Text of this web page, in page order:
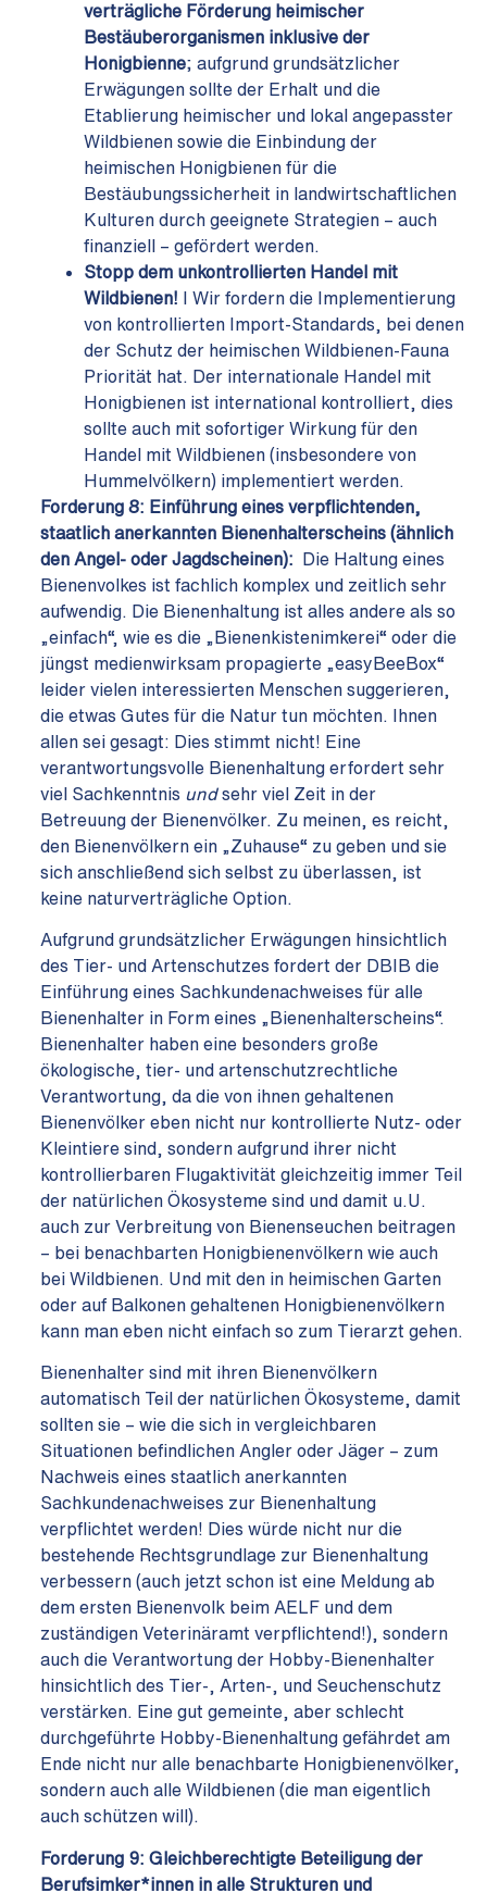
verträgliche Förderung heimischer
Bestäuberorganismen inklusive der
Honigbienne; aufgrund grundsätzlicher
Erwägungen sollte der Erhalt und die
Etablierung heimischer und lokal angepasster
Wildbienen sowie die Einbindung der
heimischen Honigbienen für die
Bestäubungssicherheit in landwirtschaftlichen
Kulturen durch geeignete Strategien – auch
finanziell – gefördert werden.
Stopp dem unkontrollierten Handel mit
Wildbienen! I Wir fordern die Implementierung
von kontrollierten Import-Standards, bei denen
der Schutz der heimischen Wildbienen-Fauna
Priorität hat. Der internationale Handel mit
Honigbienen ist international kontrolliert, dies
sollte auch mit sofortiger Wirkung für den
Handel mit Wildbienen (insbesondere von
Hummelvölkern) implementiert werden.
Forderung 8: Einführung eines verpflichtenden,
staatlich anerkannten Bienenhalterscheins(ähnlich
den Angel- oder Jagdscheinen):
Die Haltung eines
Bienenvolkes ist fachlich komplex und zeitlich sehr
aufwendig. Die Bienenhaltung ist alles andere als so
„einfach“, wie es die „Bienenkistenimkerei“ oder die
jüngst medienwirksam propagierte „easyBeeBox“
leider vielen interessierten Menschen suggerieren,
die etwas Gutes für die Natur tun möchten. Ihnen
allen sei gesagt: Dies stimmt nicht! Eine
verantwortungsvolle Bienenhaltung erfordert sehr
viel Sachkenntnis undsehr viel Zeit in der
Betreuung der Bienenvölker. Zu meinen, es reicht,
den Bienenvölkern ein „Zuhause“ zu geben und sie
sich anschließend sich selbst zu überlassen, ist
keine naturverträgliche Option.
Aufgrund grundsätzlicher Erwägungen hinsichtlich
des Tier- und Artenschutzes fordert der DBIB die
Einführung eines Sachkundenachweises für alle
Bienenhalter in Form eines „Bienenhalterscheins“.
Bienenhalter haben eine besonders große
ökologische, tier- und artenschutzrechtliche
Verantwortung, da die von ihnen gehaltenen
Bienenvölker eben nicht nur kontrollierte Nutz- oder
Kleintiere sind, sondern aufgrund ihrer nicht
kontrollierbaren Flugaktivität gleichzeitig immer Teil
der natürlichen Ökosysteme sind und damit u.U.
auch zur Verbreitung von Bienenseuchen beitragen
– bei benachbarten Honigbienenvölkern wie auch
bei Wildbienen. Und mit den in heimischen Garten
oder auf Balkonen gehaltenen Honigbienenvölkern
kann man eben nicht einfach so zum Tierarzt gehen.
Bienenhalter sind mit ihren Bienenvölkern
automatisch Teil der natürlichen Ökosysteme, damit
sollten sie – wie die sich in vergleichbaren
Situationen befindlichen Angler oder Jäger – zum
Nachweis eines staatlich anerkannten
Sachkundenachweises zur Bienenhaltung
verpflichtet werden! Dies würde nicht nur die
bestehende Rechtsgrundlage zur Bienenhaltung
verbessern (auch jetzt schon ist eine Meldung ab
dem ersten Bienenvolk beim AELF und dem
zuständigen Veterinäramt verpflichtend!), sondern
auch die Verantwortung der Hobby-Bienenhalter
hinsichtlich des Tier-, Arten-, und Seuchenschutz
verstärken. Eine gut gemeinte, aber schlecht
durchgeführte Hobby-Bienenhaltung gefährdet am
Ende nicht nur alle benachbarte Honigbienenvölker,
sondern auch alle Wildbienen (die man eigentlich
auch schützen will).
Forderung 9:Gleichberechtigte Beteiligung der
Berufsimker*innen in alle Strukturen und